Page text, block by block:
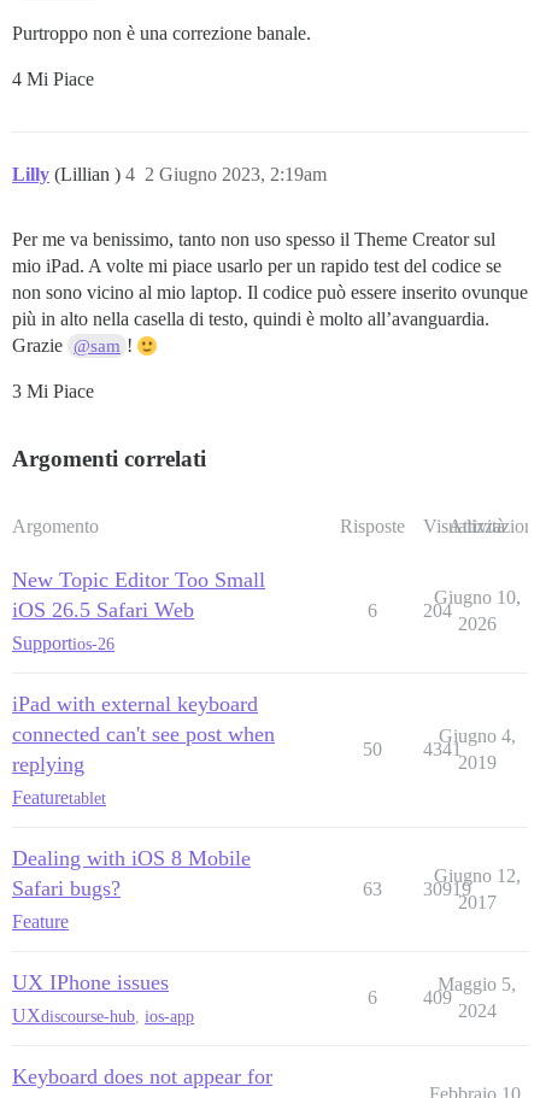
Purtroppo non è una correzione banale.
4 Mi Piace
Lilly (Lillian ) 2 Giugno 2023, 2:19am
4
Per me va benissimo, tanto non uso spesso il Theme Creator sul
mio iPad. A volte mi piace usarlo per un rapido test del codice se
non sono vicino al mio laptop. Il codice può essere inserito ovunque
più in alto nella casella di testo, quindi è molto all’avanguardia.
Grazie @sam !
3 Mi Piace
Argomenti correlati
Argomento Risposte Visualizzazioni
Attività
New Topic Editor Too Small
iOS 26.5 Safari Web
Supportios-26
6 204
Giugno 10,
2026
iPad with external keyboard
connected can't see post when
replying
Featuretablet
50 4341
Giugno 4,
2019
Dealing with iOS 8 Mobile
Safari bugs?
Feature
63 30919
Giugno 12,
2017
UX IPhone issues
UXdiscourse-hub ios-app
6 409
Maggio 5,
2024
Keyboard does not appear for
Febbraio 10,